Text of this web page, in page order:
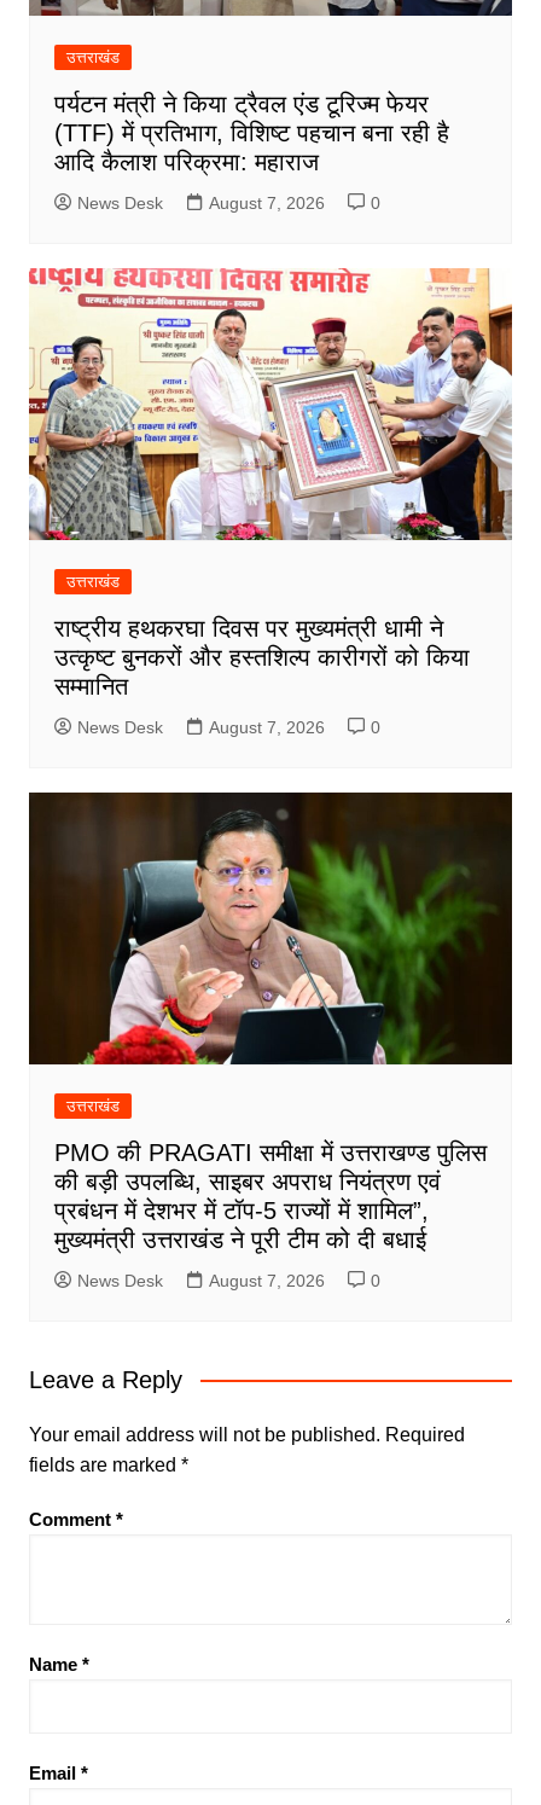
उत्तराखंड
पर्यटन मंत्री ने किया ट्रैवल एंड टूरिज्म फेयर
(TTF) में प्रतिभाग, विशिष्ट पहचान बना रही है
आदि कैलाश परिक्रमा: महाराज
News Desk August 7, 2026 0
उत्तराखंड
राष्ट्रीय हथकरघा दिवस पर मुख्यमंत्री धामी ने
उत्कृष्ट बुनकरों और हस्तशिल्प कारीगरों को किया
सम्मानित
News Desk August 7, 2026 0
उत्तराखंड
PMO की PRAGATI समीक्षा में उत्तराखण्ड पुलिस
की बड़ी उपलब्धि, साइबर अपराध नियंत्रण एवं
प्रबंधन में देशभर में टॉप-5 राज्यों में शामिल”,
मुख्यमंत्री उत्तराखंड ने पूरी टीम को दी बधाई
News Desk August 7, 2026 0
Leave a Reply
Your email address will not be published. Required
fields are marked *
Comment *
Name *
Email *